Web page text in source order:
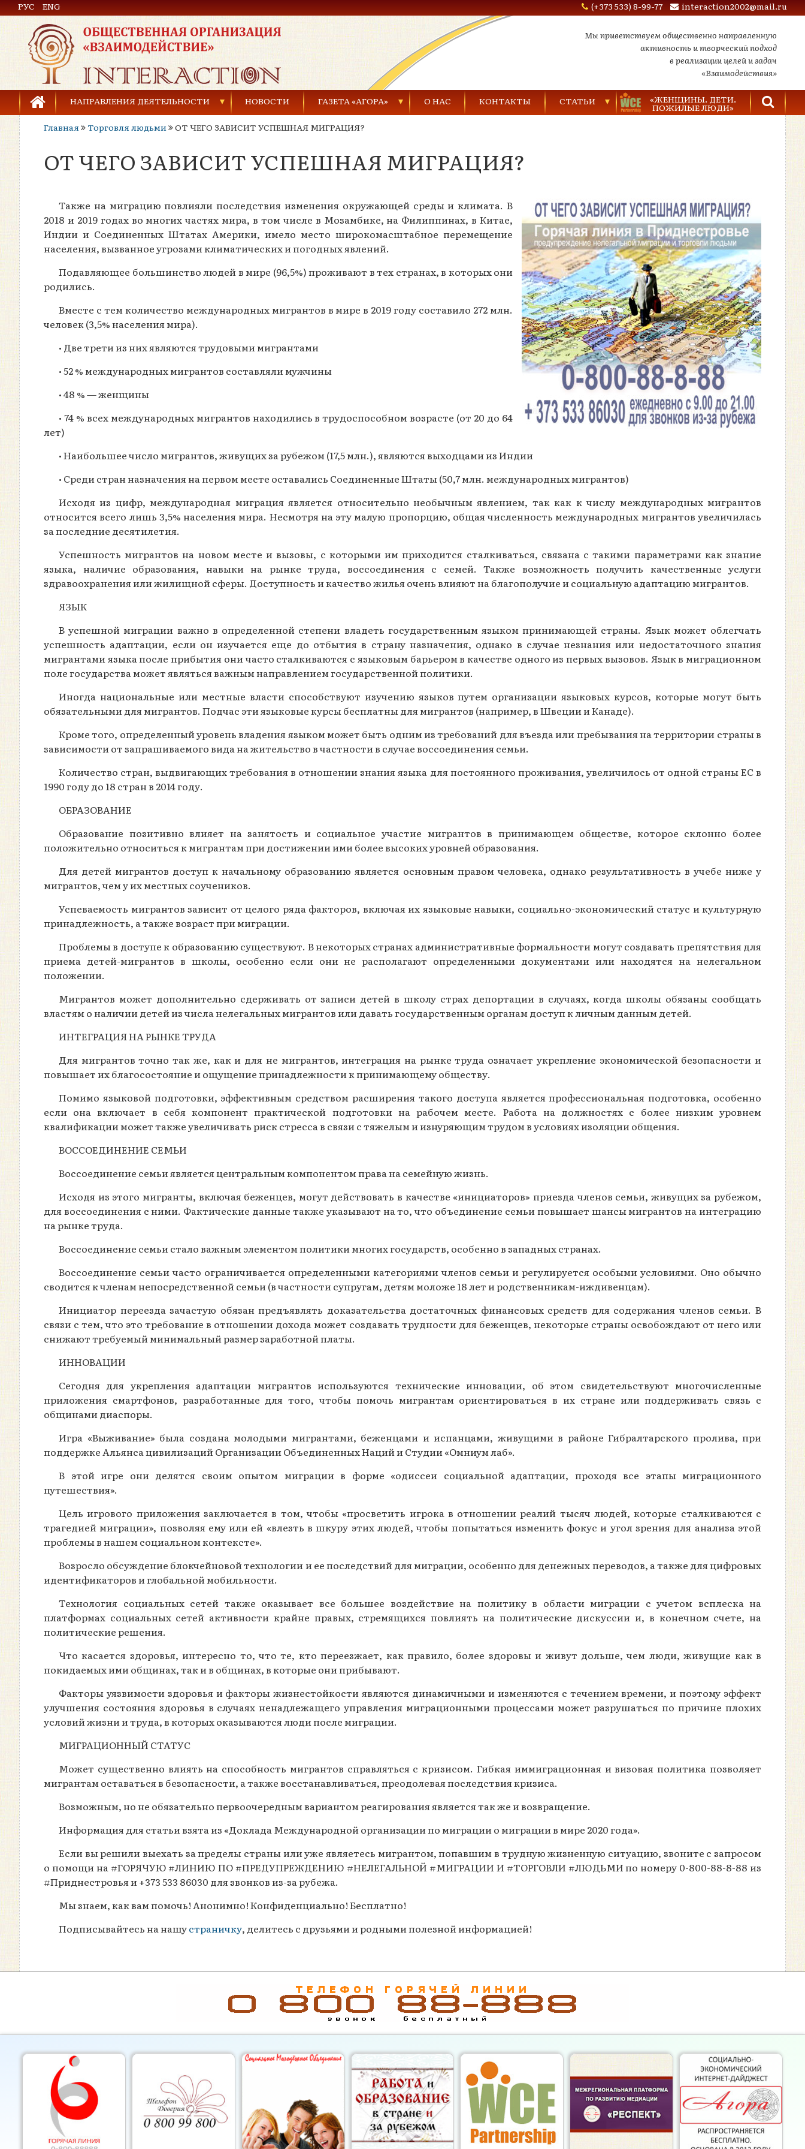
Общественная организация «Взаимодействие»
РУС ENG (+373 533) 8-99-77 interaction2002@mail.ru
Мы приветствуем общественно направленную
активность и творческий подход
в реализации целей и задач
«Взаимодействия»
НАПРАВЛЕНИЯ ДЕЯТЕЛЬНОСТИ
Предупреждение торговли людьми
Предупреждение насилия в семье
Развитие детей и молодёжи
НОВОСТИ ГАЗЕТА «АГОРА»
Газеты за 2021 г.
Газеты за 2020 г.
Газеты за 2018 г.
Газеты за 2016 г.
Газеты за 2015 г.
Газеты за 2014 г.
Газеты за 2012 г.
О НАС КОНТАКТЫ СТАТЬИ «ЖЕНЩИНЫ. ДЕТИ.
ПОЖИЛЫЕ ЛЮДИ»
Главная
Торговля людьми ОТ ЧЕГО ЗАВИСИТ УСПЕШНАЯ МИГРАЦИЯ?
ОТ ЧЕГО ЗАВИСИТ УСПЕШНАЯ МИГРАЦИЯ?
Также на миграцию повлияли последствия изменения окружающей среды и климата. В
2018 и 2019 годах во многих частях мира, в том числе в Мозамбике, на Филиппинах, в Китае,
Индии и Соединенных Штатах Америки, имело место широкомасштабное перемещение
населения, вызванное угрозами климатических и погодных явлений.
Подавляющее большинство людей в мире (96,5%) проживают в тех странах, в которых они
родились.
Вместе с тем количество международных мигрантов в мире в 2019 году составило 272 млн.
человек (3,5% населения мира).
• Две трети из них являются трудовыми мигрантами
• 52 % международных мигрантов составляли мужчины
• 48 % — женщины
• 74 % всех международных мигрантов находились в трудоспособном возрасте (от 20 до 64
лет)
• Наибольшее число мигрантов, живущих за рубежом (17,5 млн.), являются выходцами из Индии
• Среди стран назначения на первом месте оставались Соединенные Штаты (50,7 млн. международных мигрантов)
Исходя из цифр, международная миграция является относительно необычным явлением, так как к числу международных мигрантов
относится всего лишь 3,5% населения мира. Несмотря на эту малую пропорцию, общая численность международных мигрантов увеличилась
за последние десятилетия.
Успешность мигрантов на новом месте и вызовы, с которыми им приходится сталкиваться, связана с такими параметрами как знание
языка, наличие образования, навыки на рынке труда, воссоединения с семей. Также возможность получить качественные услуги
здравоохранения или жилищной сферы. Доступность и качество жилья очень влияют на благополучие и социальную адаптацию мигрантов.
ЯЗЫК
В успешной миграции важно в определенной степени владеть государственным языком принимающей страны. Язык может облегчать
успешность адаптации, если он изучается еще до отбытия в страну назначения, однако в случае незнания или недостаточного знания
мигрантами языка после прибытия они часто сталкиваются с языковым барьером в качестве одного из первых вызовов. Язык в миграционном
поле государства может являться важным направлением государственной политики.
Иногда национальные или местные власти способствуют изучению языков путем организации языковых курсов, которые могут быть
обязательными для мигрантов. Подчас эти языковые курсы бесплатны для мигрантов (например, в Швеции и Канаде).
Кроме того, определенный уровень владения языком может быть одним из требований для въезда или пребывания на территории страны в
зависимости от запрашиваемого вида на жительство в частности в случае воссоединения семьи.
Количество стран, выдвигающих требования в отношении знания языка для постоянного проживания, увеличилось от одной страны ЕС в
1990 году до 18 стран в 2014 году.
ОБРАЗОВАНИЕ
Образование позитивно влияет на занятость и социальное участие мигрантов в принимающем обществе, которое склонно более
положительно относиться к мигрантам при достижении ими более высоких уровней образования.
Для детей мигрантов доступ к начальному образованию является основным правом человека, однако результативность в учебе ниже у
мигрантов, чем у их местных соучеников.
Успеваемость мигрантов зависит от целого ряда факторов, включая их языковые навыки, социально-экономический статус и культурную
принадлежность, а также возраст при миграции.
Проблемы в доступе к образованию существуют. В некоторых странах административные формальности могут создавать препятствия для
приема детей-мигрантов в школы, особенно если они не располагают определенными документами или находятся на нелегальном
положении.
Мигрантов может дополнительно сдерживать от записи детей в школу страх депортации в случаях, когда школы обязаны сообщать
властям о наличии детей из числа нелегальных мигрантов или давать государственным органам доступ к личным данным детей.
ИНТЕГРАЦИЯ НА РЫНКЕ ТРУДА
Для мигрантов точно так же, как и для не мигрантов, интеграция на рынке труда означает укрепление экономической безопасности и
повышает их благосостояние и ощущение принадлежности к принимающему обществу.
Помимо языковой подготовки, эффективным средством расширения такого доступа является профессиональная подготовка, особенно
если она включает в себя компонент практической подготовки на рабочем месте. Работа на должностях с более низким уровнем
квалификации может также увеличивать риск стресса в связи с тяжелым и изнуряющим трудом в условиях изоляции общения.
ВОССОЕДИНЕНИЕ СЕМЬИ
Воссоединение семьи является центральным компонентом права на семейную жизнь.
Исходя из этого мигранты, включая беженцев, могут действовать в качестве «инициаторов» приезда членов семьи, живущих за рубежом,
для воссоединения с ними. Фактические данные также указывают на то, что объединение семьи повышает шансы мигрантов на интеграцию
на рынке труда.
Воссоединение семьи стало важным элементом политики многих государств, особенно в западных странах.
Воссоединение семьи часто ограничивается определенными категориями членов семьи и регулируется особыми условиями. Оно обычно
сводится к членам непосредственной семьи (в частности супругам, детям моложе 18 лет и родственникам-иждивенцам).
Инициатор переезда зачастую обязан предъявлять доказательства достаточных финансовых средств для содержания членов семьи. В
связи с тем, что это требование в отношении дохода может создавать трудности для беженцев, некоторые страны освобождают от него или
снижают требуемый минимальный размер заработной платы.
ИННОВАЦИИ
Сегодня для укрепления адаптации мигрантов используются технические инновации, об этом свидетельствуют многочисленные
приложения смартфонов, разработанные для того, чтобы помочь мигрантам ориентироваться в их стране или поддерживать связь с
общинами диаспоры.
Игра «Выживание» была создана молодыми мигрантами, беженцами и испанцами, живущими в районе Гибралтарского пролива, при
поддержке Альянса цивилизаций Организации Объединенных Наций и Студии «Омниум лаб».
В этой игре они делятся своим опытом миграции в форме «одиссеи социальной адаптации, проходя все этапы миграционного
путешествия».
Цель игрового приложения заключается в том, чтобы «просветить игрока в отношении реалий тысяч людей, которые сталкиваются с
трагедией миграции», позволяя ему или ей «влезть в шкуру этих людей, чтобы попытаться изменить фокус и угол зрения для анализа этой
проблемы в нашем социальном контексте».
Возросло обсуждение блокчейновой технологии и ее последствий для миграции, особенно для денежных переводов, а также для цифровых
идентификаторов и глобальной мобильности.
Технология социальных сетей также оказывает все большее воздействие на политику в области миграции с учетом всплеска на
платформах социальных сетей активности крайне правых, стремящихся повлиять на политические дискуссии и, в конечном счете, на
политические решения.
Что касается здоровья, интересно то, что те, кто переезжает, как правило, более здоровы и живут дольше, чем люди, живущие как в
покидаемых ими общинах, так и в общинах, в которые они прибывают.
Факторы уязвимости здоровья и факторы жизнестойкости являются динамичными и изменяются с течением времени, и поэтому эффект
улучшения состояния здоровья в случаях ненадлежащего управления миграционными процессами может разрушаться по причине плохих
условий жизни и труда, в которых оказываются люди после миграции.
МИГРАЦИОННЫЙ СТАТУС
Может существенно влиять на способность мигрантов справляться с кризисом. Гибкая иммиграционная и визовая политика позволяет
мигрантам оставаться в безопасности, а также восстанавливаться, преодолевая последствия кризиса.
Возможным, но не обязательно первоочередным вариантом реагирования является так же и возвращение.
Информация для статьи взята из «Доклада Международной организации по миграции о миграции в мире 2020 года».
Если вы решили выехать за пределы страны или уже являетесь мигрантом, попавшим в трудную жизненную ситуацию, звоните с запросом
о помощи на #ГОРЯЧУЮ #ЛИНИЮ ПО #ПРЕДУПРЕЖДЕНИЮ #НЕЛЕГАЛЬНОЙ #МИГРАЦИИ И #ТОРГОВЛИ #ЛЮДЬМИ по номеру 0-800-88-8-88 из
#Приднестровья и +373 533 86030 для звонков из-за рубежа.
Мы знаем, как вам помочь! Анонимно! Конфиденциально! Бесплатно!
Подписывайтесь на нашустраничку, делитесь с друзьями и родными полезной информацией!